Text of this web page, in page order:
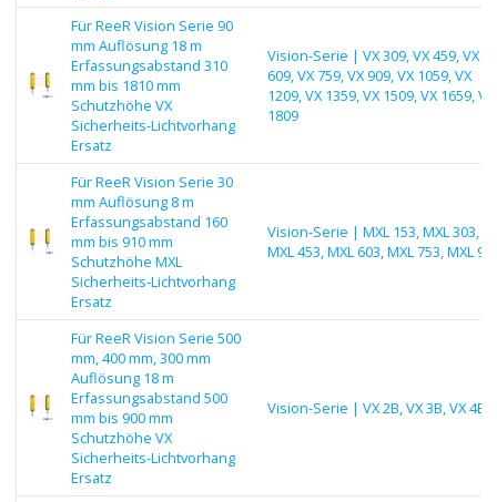
Für ReeR Vision Serie 90
mm Auflösung 18 m
Erfassungsabstand 310
mm bis 1810 mm
Schutzhöhe VX
Sicherheits-Lichtvorhang
Ersatz
Vision-Serie | VX 309, VX 459, VX
609, VX 759, VX 909, VX 1059, VX
1209, VX 1359, VX 1509, VX 1659, VX
1809
Für ReeR Vision Serie 30
mm Auflösung 8 m
Erfassungsabstand 160
mm bis 910 mm
Schutzhöhe MXL
Sicherheits-Lichtvorhang
Ersatz
Vision-Serie | MXL 153, MXL 303,
MXL 453, MXL 603, MXL 753, MXL
Für ReeR Vision Serie 500
mm, 400 mm, 300 mm
Auflösung 18 m
Erfassungsabstand 500
mm bis 900 mm
Schutzhöhe VX
Sicherheits-Lichtvorhang
Ersatz
Vision-Serie | VX 2B, VX 3B, VX 4B